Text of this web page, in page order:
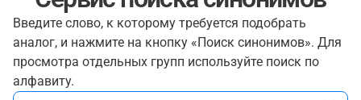
Введите слово, к которому требуется подобрать
аналог, и нажмите на кнопку «Поиск синонимов». Для
просмотра отдельных групп используйте поиск по
алфавиту.